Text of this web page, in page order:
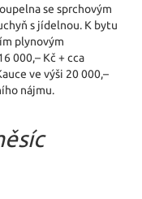
se sprchovým
s jídelnou. K bytu
plynovým
000,– Kč + cca
ve výši 20 000,–
nájmu.